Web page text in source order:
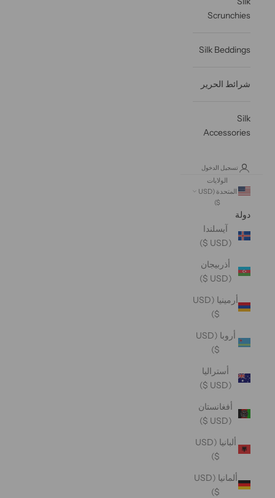
Scrunchies
Silk Beddings
شرائط الحرير
Silk
Accessories
تسجيل الدخول
الولايات
المتحدة (USD
$)
دولة
آيسلندا
(USD $)
أذربيجان
(USD $)
أرمينيا (USD
$)
أروبا (USD
$)
أستراليا
(USD $)
أفغانستان
(USD $)
ألبانيا (USD
$)
ألمانيا (USD
$)